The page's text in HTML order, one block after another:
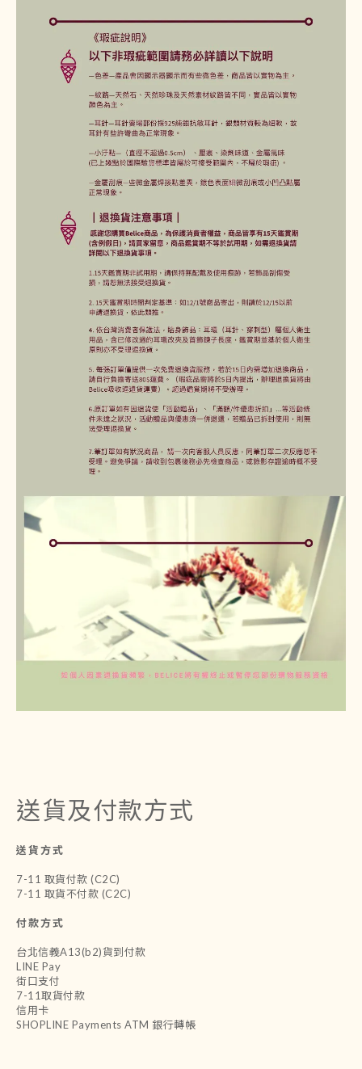
送貨及付款方式
送貨方式
7-11 取貨付款 (C2C)
7-11 取貨不付款 (C2C)
付款方式
台北信義A13(b2)貨到付款
LINE Pay
街口支付
7-11取貨付款
信用卡
SHOPLINE Payments ATM 銀行轉帳